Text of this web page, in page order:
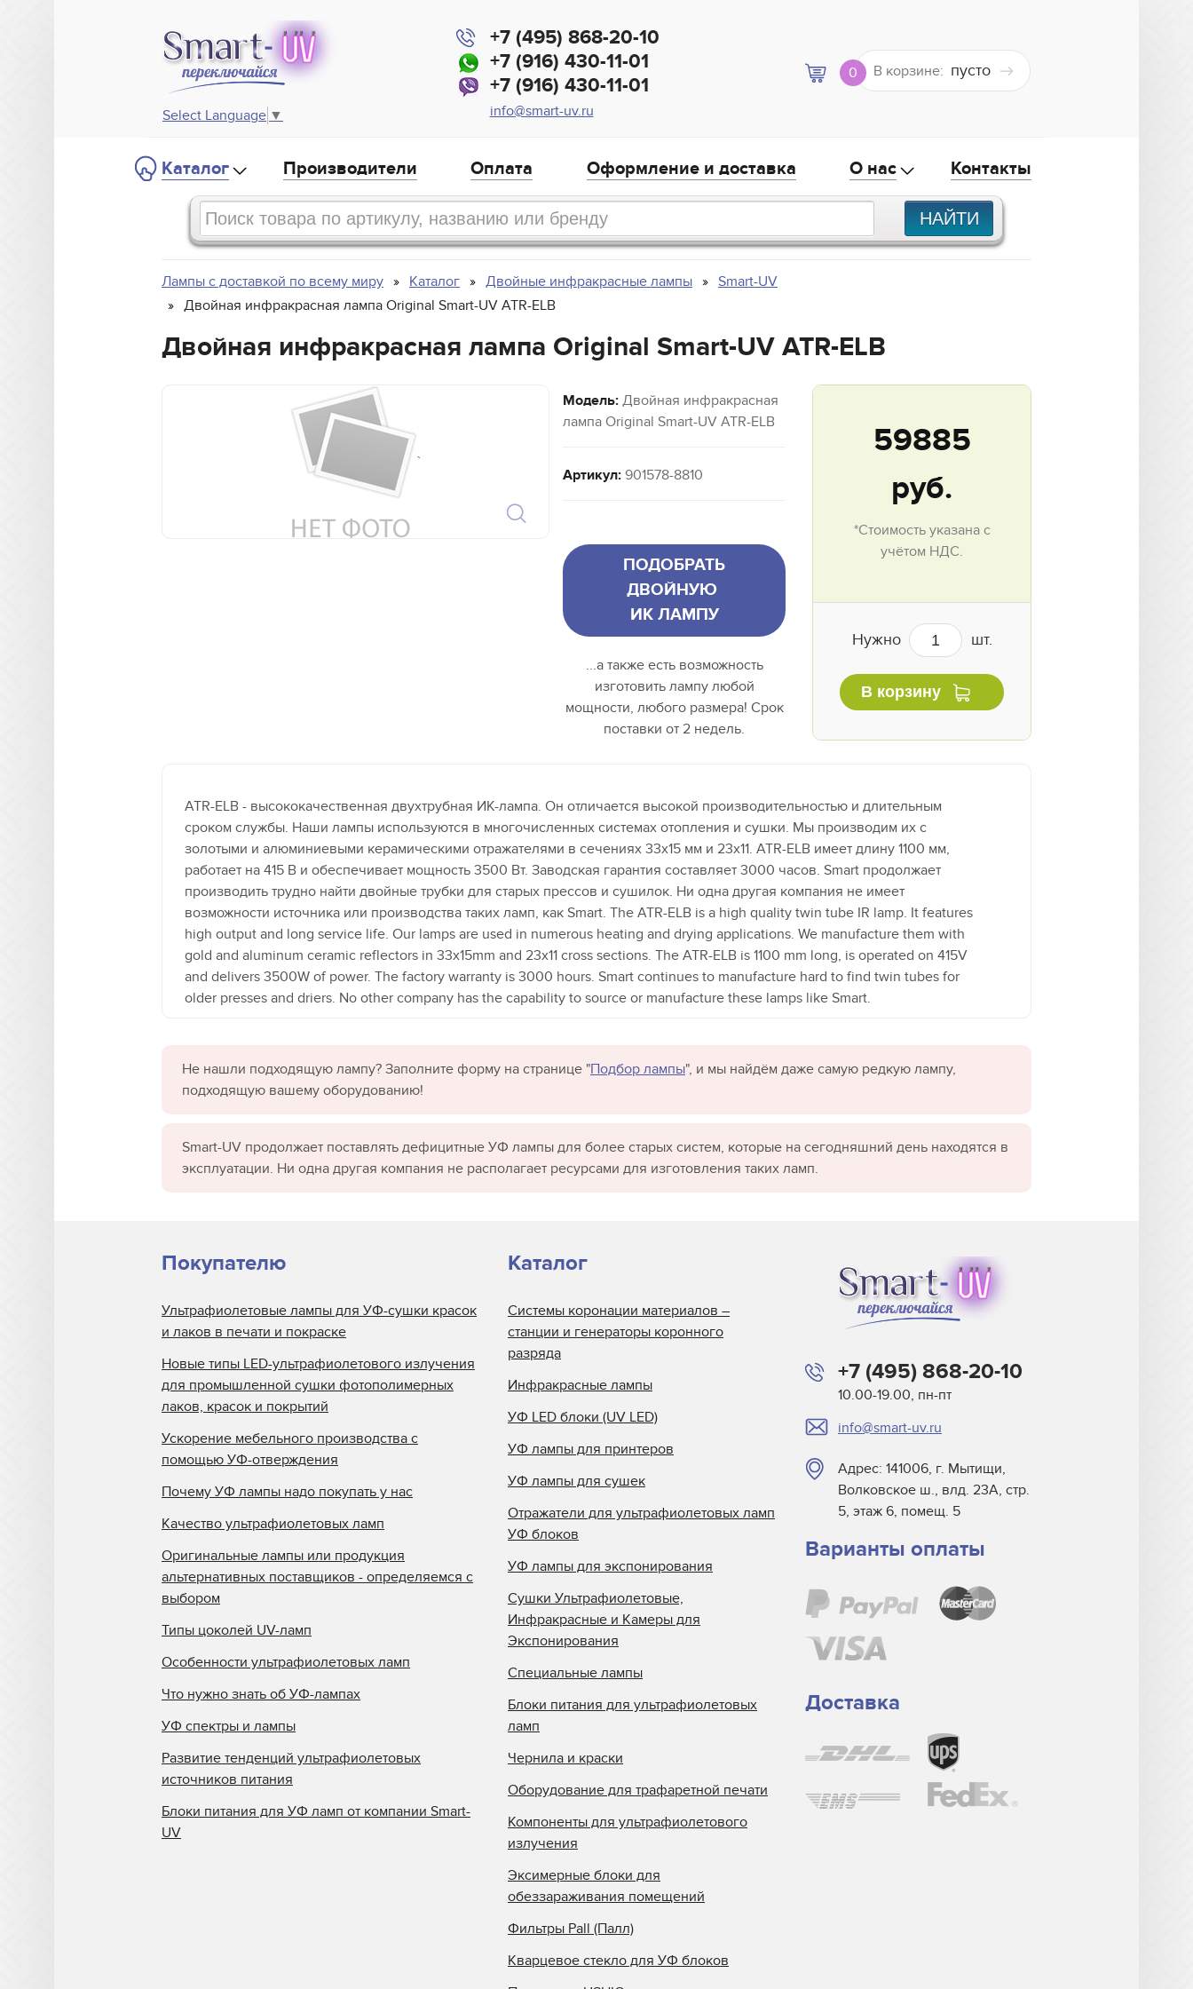
Select Language ▼
+7 (495) 868-20-10
+7 (916) 430-11-01
+7 (916) 430-11-01
info@smart-uv.ru
0 В корзине: пусто
Каталог Производители Оплата Оформление и доставка О нас Контакты
Лампы с доставкой по всему миру Каталог Двойные инфракрасные лампы
Smart-UV
Двойная инфракрасная лампа Original Smart-UV ATR-ELB
Двойная инфракрасная лампа Original Smart-UV ATR-ELB
`
Модель: Двойная инфракрасная
лампа Original Smart-UV ATR-ELB
Артикул: 901578-8810
ПОДОБРАТЬ
ДВОЙНУЮ
ИК ЛАМПУ
...а также есть возможность
изготовить лампу любой
мощности, любого размера! Срок
поставки от 2 недель.
59885
руб.
*Стоимость указана с
учётом НДС.
Нужно шт.
В корзину
ATR-ELB - высококачественная двухтрубная ИК-лампа. Он отличается высокой производительностью и длительным
сроком службы. Наши лампы используются в многочисленных системах отопления и сушки. Мы производим их с
золотыми и алюминиевыми керамическими отражателями в сечениях 33x15 мм и 23x11. ATR-ELB имеет длину 1100 мм,
работает на 415 В и обеспечивает мощность 3500 Вт. Заводская гарантия составляет 3000 часов. Smart продолжает
производить трудно найти двойные трубки для старых прессов и сушилок. Ни одна другая компания не имеет
возможности источника или производства таких ламп, как Smart. The ATR-ELB is a high quality twin tube IR lamp. It features
high output and long service life. Our lamps are used in numerous heating and drying applications. We manufacture them with
gold and aluminum ceramic reflectors in 33x15mm and 23x11 cross sections. The ATR-ELB is 1100 mm long, is operated on 415V
and delivers 3500W of power. The factory warranty is 3000 hours. Smart continues to manufacture hard to find twin tubes for
older presses and driers. No other company has the capability to source or manufacture these lamps like Smart.
Не нашли подходящую лампу? Заполните форму на странице "Подбор лампы", и мы найдём даже самую редкую лампу,
подходящую вашему оборудованию!
Smart-UV продолжает поставлять дефицитные УФ лампы для более старых систем, которые на сегодняшний день находятся в
эксплуатации. Ни одна другая компания не располагает ресурсами для изготовления таких ламп.
+7 (495) 868-20-10
10.00-19.00, пн-пт
info@smart-uv.ru
Адрес: 141006, г. Мытищи,
Волковское ш., влд. 23А, стр.
5, этаж 6, помещ. 5
Варианты оплаты
Доставка
Покупателю
Ультрафиолетовые лампы для УФ-сушки красок
и лаков в печати и покраске
Новые типы LED-ультрафиолетового излучения
для промышленной сушки фотополимерных
лаков, красок и покрытий
Ускорение мебельного производства с
помощью УФ-отверждения
Почему УФ лампы надо покупать у нас
Качество ультрафиолетовых ламп
Оригинальные лампы или продукция
альтернативных поставщиков - определяемся с
выбором
Типы цоколей UV-ламп
Особенности ультрафиолетовых ламп
Что нужно знать об УФ-лампах
УФ спектры и лампы
Развитие тенденций ультрафиолетовых
источников питания
Блоки питания для УФ ламп от компании Smart-
UV
Каталог
Системы коронации материалов –
станции и генераторы коронного
разряда
Инфракрасные лампы
УФ LED блоки (UV LED)
УФ лампы для принтеров
УФ лампы для сушек
Отражатели для ультрафиолетовых ламп
УФ блоков
УФ лампы для экспонирования
Сушки Ультрафиолетовые,
Инфракрасные и Камеры для
Экспонирования
Специальные лампы
Блоки питания для ультрафиолетовых
ламп
Чернила и краски
Оборудование для трафаретной печати
Компоненты для ультрафиолетового
излучения
Эксимерные блоки для
обеззараживания помещений
Фильтры Pall (Палл)
Кварцевое стекло для УФ блоков